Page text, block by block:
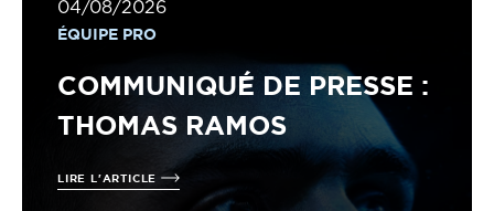
04/08/2026
ÉQUIPE PRO
COMMUNIQUÉ DE PRESSE :
THOMAS RAMOS
LIRE L'ARTICLE